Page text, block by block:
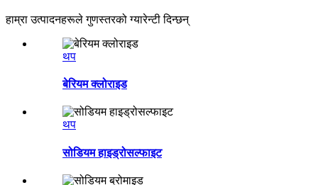
हाम्रा उत्पादनहरूले गुणस्तरको ग्यारेन्टी दिन्छन्
थप
बेरियम क्लोराइड
थप
सोडियम हाइड्रोसल्फाइट